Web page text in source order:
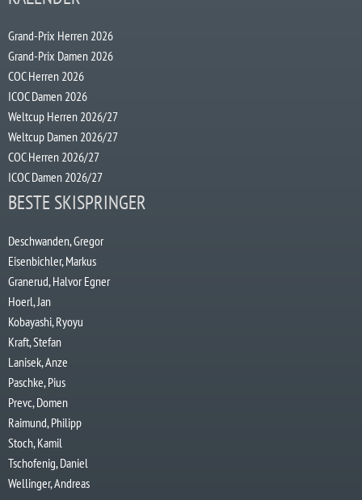
Grand-Prix Herren 2026
Grand-Prix Damen 2026
COC Herren 2026
ICOC Damen 2026
Weltcup Herren 2026/27
Weltcup Damen 2026/27
COC Herren 2026/27
ICOC Damen 2026/27
BESTE SKISPRINGER
Deschwanden, Gregor
Eisenbichler, Markus
Granerud, Halvor Egner
Hoerl, Jan
Kobayashi, Ryoyu
Kraft, Stefan
Lanisek, Anze
Paschke, Pius
Prevc, Domen
Raimund, Philipp
Stoch, Kamil
Tschofenig, Daniel
Wellinger, Andreas